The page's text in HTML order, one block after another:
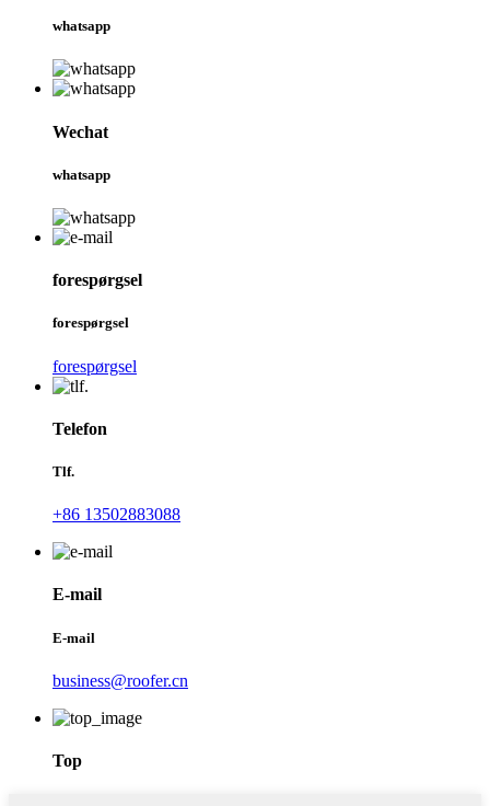
whatsapp
Wechat
whatsapp
forespørgsel
forespørgsel
forespørgsel
Telefon
Tlf.
+86 13502883088
E-mail
E-mail
business@roofer.cn
Top